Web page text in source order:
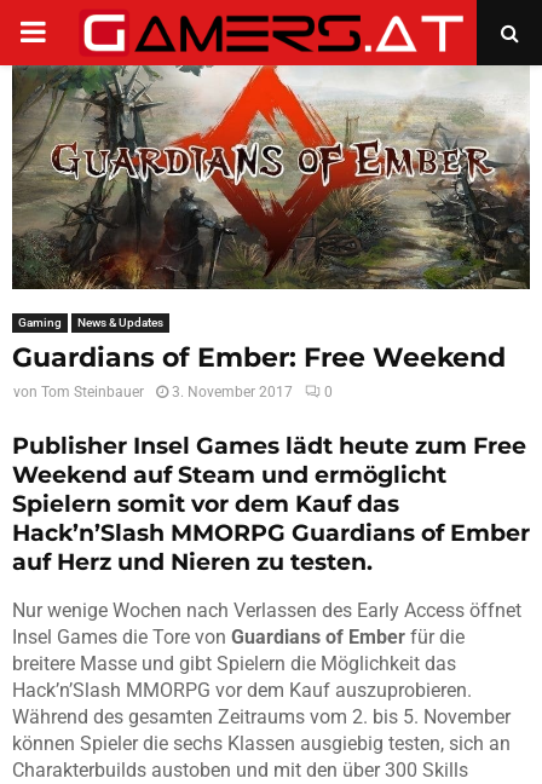
PRIMARY
MENU
Gaming News & Updates
Guardians of Ember: Free Weekend
von Tom Steinbauer 3. November 2017 0
Publisher Insel Games lädt heute zum Free
Weekend auf Steam und ermöglicht
Spielern somit vor dem Kauf das
Hack’n’Slash MMORPG Guardians of Ember
auf Herz und Nieren zu testen.
Nur wenige Wochen nach Verlassen des Early Access öffnet
Insel Games die Tore von Guardians of Ember für die
breitere Masse und gibt Spielern die Möglichkeit das
Hack’n’Slash MMORPG vor dem Kauf auszuprobieren.
Während des gesamten Zeitraums vom 2. bis 5. November
können Spieler die sechs Klassen ausgiebig testen, sich an
Charakterbuilds austoben und mit den über 300 Skills